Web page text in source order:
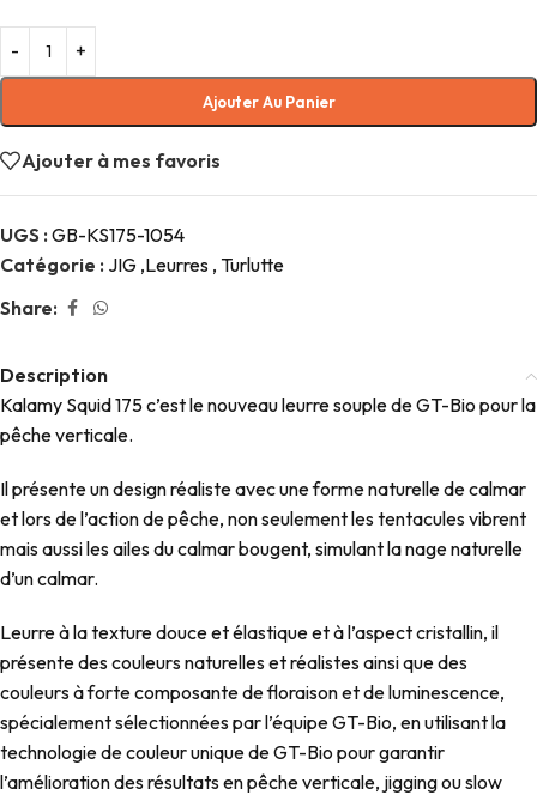
Ajouter Au Panier
Ajouter à mes favoris
UGS : GB-KS175-1054
Catégorie : JIG ,Leurres , Turlutte
Share:
Description
Kalamy Squid 175 c’est le nouveau leurre souple de GT-Bio pour la
pêche verticale.
Il présente un design réaliste avec une forme naturelle de calmar
et lors de l’action de pêche, non seulement les tentacules vibrent
mais aussi les ailes du calmar bougent, simulant la nage naturelle
d’un calmar.
Leurre à la texture douce et élastique et à l’aspect cristallin, il
présente des couleurs naturelles et réalistes ainsi que des
couleurs à forte composante de floraison et de luminescence,
spécialement sélectionnées par l’équipe GT-Bio, en utilisant la
technologie de couleur unique de GT-Bio pour garantir
l’amélioration des résultats en pêche verticale, jigging ou slow